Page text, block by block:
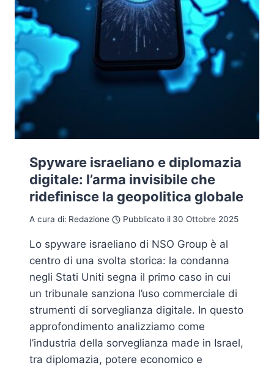
Spyware israeliano e diplomazia
digitale: l’arma invisibile che
ridefinisce la geopolitica globale
A cura di: Redazione Pubblicato il 30 Ottobre 2025
Lo spyware israeliano di NSO Group è al
centro di una svolta storica: la condanna
negli Stati Uniti segna il primo caso in cui
un tribunale sanziona l’uso commerciale di
strumenti di sorveglianza digitale. In questo
approfondimento analizziamo come
l’industria della sorveglianza made in Israel,
tra diplomazia, potere economico e